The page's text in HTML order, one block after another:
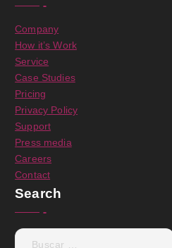
Company
How it’s Work
Service
Case Studies
Pricing
Privacy Policy
Support
Press media
Careers
Contact
Search